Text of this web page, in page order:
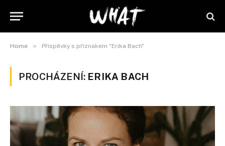
Home » Příspěvky s příznakem "Erika Bach"
PROCHÁZENÍ: ERIKA BACH